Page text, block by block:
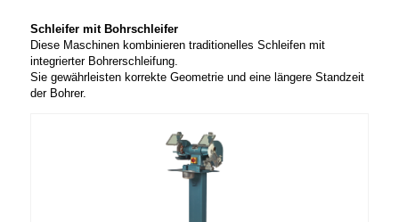
Schleifer mit Bohrschleifer
Diese Maschinen kombinieren traditionelles Schleifen mit
integrierter Bohrerschleifung.
Sie gewährleisten korrekte Geometrie und eine längere Standzeit
der Bohrer.